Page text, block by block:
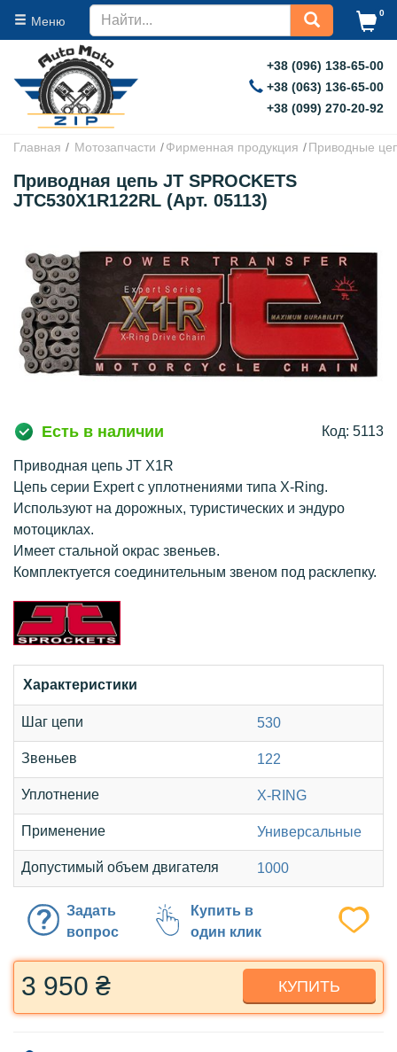
Меню
0
+38 (096) 138-65-00
+38 (063) 136-65-00
+38 (099) 270-20-92
Главная Мотозапчасти Фирменная продукция Приводные
Приводная цепь JT SPROCKETS
JTC530X1R122RL (Арт. 05113)
Есть в наличии Код: 5113
Приводная цепь JT X1R
Цепь серии Expert с уплотнениями типа X-Ring.
Используют на дорожных, туристических и эндуро
мотоциклах.
Имеет стальной окрас звеньев.
Комплектуется соединительным звеном под расклепку.
Характеристики
Шаг цепи 530
Звеньев 122
Уплотнение X-RING
Применение Универсальные
Допустимый объем двигателя 1000
Задать
вопрос
Купить в
один клик
3 950 ₴ КУПИТЬ